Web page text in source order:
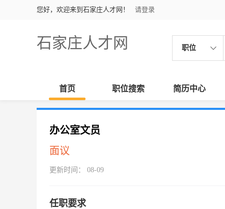
您好，欢迎来到石家庄人才网！ 请登录
石家庄人才网 职位
首页 职位搜索 简历中心
办公室文员
面议
更新时间： 08-09
任职要求